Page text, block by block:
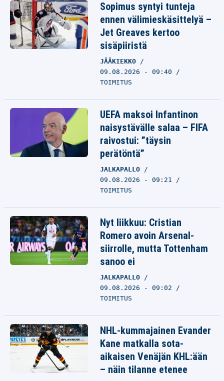
Sopimus syntyi tunteja
ennen välimieskäsittelyä –
Jet Greaves kertoo
sisäpiiristä
JÄÄKIEKKO
09.08.2026 - 09:40
TOIMITUS
UEFA maksoi Infantinon
naisystävälle salaa – FIFA
raivostui: ”täysin
perätöntä”
JALKAPALLO
09.08.2026 - 09:21
TOIMITUS
Nyt liikkuu: Cristian
Romero avoin Arsenal-
siirrolle, mutta Tottenham
sanoo ei
JALKAPALLO
09.08.2026 - 09:02
TOIMITUS
NHL-kummajainen Evander
Kane matkalla sota-
aikaisen Venäjän KHL:ään
– näin tilanne etenee